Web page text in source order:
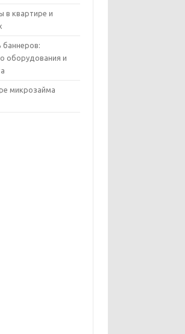
в квартире и
оборудования и
микрозайма